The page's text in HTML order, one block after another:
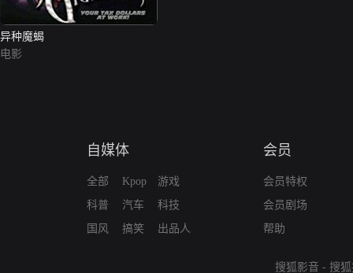
异种魔蝎
电影
自媒体
全部
科普
国风
Kpop
汽车
搞笑
游戏
科技
出品人
会员
会员特权
会员剧场
帮助
搜狐影音 - 搜